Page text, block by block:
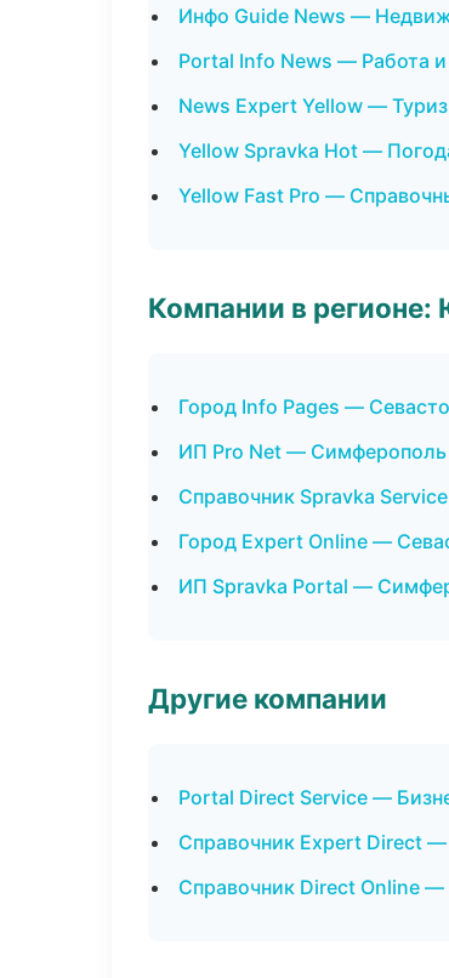
Инфо Guide News —
Portal Info News — Работа и
News Expert Yellow —
Yellow Spravka Hot —
Yellow Fast Pro —
Компании в
Город Info Pages —
ИП Pro Net — Симферополь
Справочник Spravka
Город Expert Online —
ИП Spravka Portal —
Другие компании
Portal Direct Service —
Справочник Expert Direct —
Справочник Direct Online